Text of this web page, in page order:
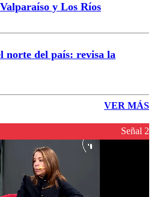
y Los Ríos
norte del país: revisa la
VER MÁS
Señal 2